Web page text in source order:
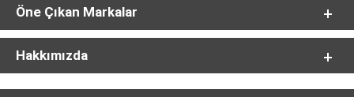
Öne Çıkan Markalar
Hakkımızda